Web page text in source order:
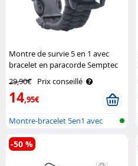
Montre de survie 5 en 1 avec
bracelet en paracorde Semptec
29,90€ Prix conseillé
14,95€
Montre-bracelet 5en1 avec
bracelet ..
-50 %